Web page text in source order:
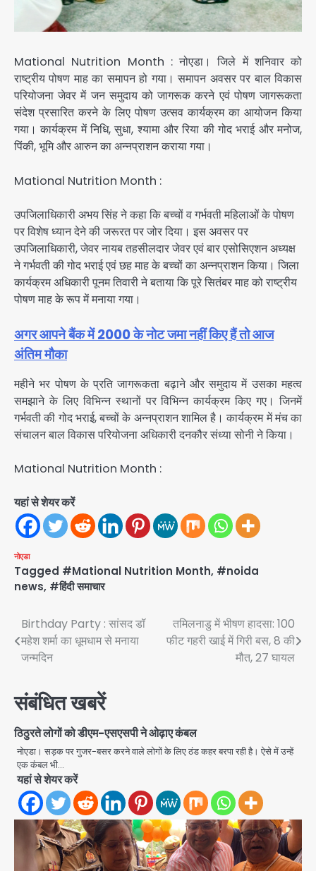
Mational Nutrition Month : नोएडा। जिले में शनिवार को
राष्ट्रीय पोषण माह का समापन हो गया। समापन अवसर पर बाल विकास
परियोजना जेवर में जन समुदाय को जागरूक करने एवं पोषण जागरूकता
संदेश प्रसारित करने के लिए पोषण उत्सव कार्यक्रम का आयोजन किया
गया। कार्यक्रम में निधि, सुधा, श्यामा और रिया की गोद भराई और मनोज,
पिंकी, भूमि और आरुन का अन्नप्राशन कराया गया।
Mational Nutrition Month :
उपजिलाधिकारी अभय सिंह ने कहा कि बच्चों व गर्भवती महिलाओं के पोषण
पर विशेष ध्यान देने की जरूरत पर जोर दिया। इस अवसर पर
उपजिलाधिकारी, जेवर नायब तहसीलदार जेवर एवं बार एसोसिएशन अध्यक्ष
ने गर्भवती की गोद भराई एवं छह माह के बच्चों का अन्नप्राशन किया। जिला
कार्यक्रम अधिकारी पूनम तिवारी ने बताया कि पूरे सितंबर माह को राष्ट्रीय
पोषण माह के रूप में मनाया गया।
अगर आपने बैंक में 2000 के नोट जमा नहीं किए हैं तो आज
अंतिम मौका
महीने भर पोषण के प्रति जागरूकता बढ़ाने और समुदाय में उसका महत्व
समझाने के लिए विभिन्न स्थानों पर विभिन्न कार्यक्रम किए गए। जिनमें
गर्भवती की गोद भराई, बच्चों के अन्नप्राशन शामिल है। कार्यक्रम में मंच का
संचालन बाल विकास परियोजना अधिकारी दनकौर संध्या सोनी ने किया।
Mational Nutrition Month :
यहां से शेयर करें
नोएडा
Tagged #Mational Nutrition Month, #noida
news, #हिंदी समाचार
Post
navigation
Birthday Party : सांसद डॉ
महेश शर्मा का धूमधाम से मनाया
जन्मदिन
तमिलनाडु में भीषण हादसा: 100
फीट गहरी खाई में गिरी बस, 8 की
मौत, 27 घायल
संबंधित खबरें
ठिठुरते लोगों को डीएम-एसएसपी ने ओढ़ाए कंबल
नोएडा। सड़क पर गुजर-बसर करने वाले लोगों के लिए ठंड कहर बरपा रही है। ऐसे में उन्हें
एक कंबल भी…
यहां से शेयर करें